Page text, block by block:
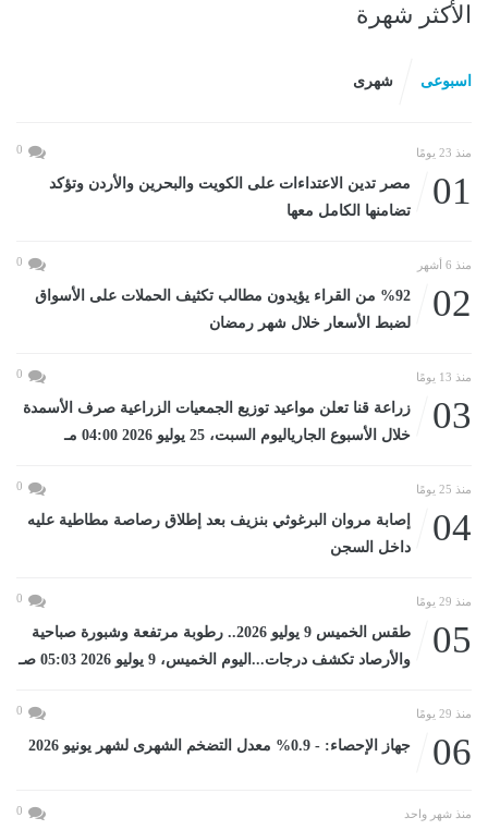
الأكثر شهرة
اسبوعى شهرى
منذ 23 يومًا 0
01
مصر تدين الاعتداءات على الكويت والبحرين والأردن وتؤكد
تضامنها الكامل معها
منذ 6 أشهر 0
02
%92 من القراء يؤيدون مطالب تكثيف الحملات على الأسواق
لضبط الأسعار خلال شهر رمضان
منذ 13 يومًا 0
03
زراعة قنا تعلن مواعيد توزيع الجمعيات الزراعية صرف الأسمدة
خلال الأسبوع الجارياليوم السبت، 25 يوليو 2026 04:00 مـ
منذ 25 يومًا 0
04
إصابة مروان البرغوثي بنزيف بعد إطلاق رصاصة مطاطية عليه
داخل السجن
منذ 29 يومًا 0
05
طقس الخميس 9 يوليو 2026.. رطوبة مرتفعة وشبورة صباحية
والأرصاد تكشف درجات...اليوم الخميس، 9 يوليو 2026 05:03 صـ
منذ 29 يومًا 0
06 جهاز الإحصاء: - 0.9% معدل التضخم الشهرى لشهر يونيو 2026
منذ شهر واحد 0